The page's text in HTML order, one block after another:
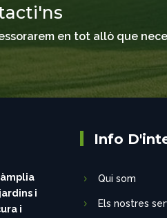
en tot allò que
i
i
Info
Qui som
Els nostres